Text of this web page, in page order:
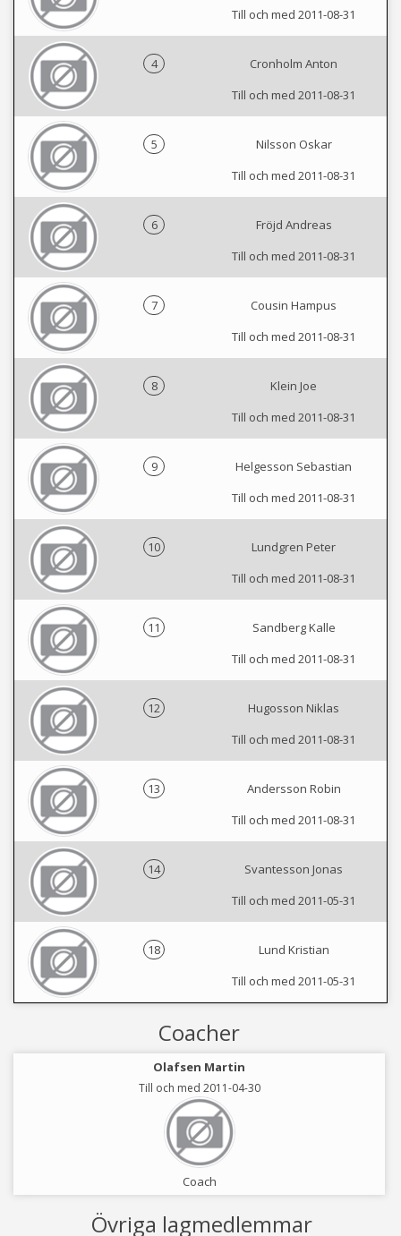
Till och med 2011-08-31
4
Cronholm Anton
Till och med 2011-08-31
5
Nilsson Oskar
Till och med 2011-08-31
6
Fröjd Andreas
Till och med 2011-08-31
7
Cousin Hampus
Till och med 2011-08-31
8
Klein Joe
Till och med 2011-08-31
9
Helgesson Sebastian
Till och med 2011-08-31
10
Lundgren Peter
Till och med 2011-08-31
11
Sandberg Kalle
Till och med 2011-08-31
12
Hugosson Niklas
Till och med 2011-08-31
13
Andersson Robin
Till och med 2011-08-31
14
Svantesson Jonas
Till och med 2011-05-31
18
Lund Kristian
Till och med 2011-05-31
Coacher
Olafsen Martin
Till och med 2011-04-30
Coach
Övriga lagmedlemmar